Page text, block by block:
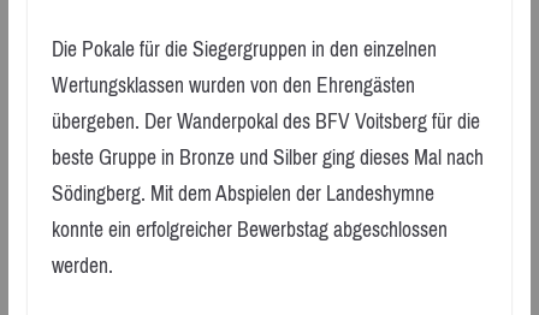
Die Pokale für die Siegergruppen in den einzelnen
Wertungsklassen wurden von den Ehrengästen
übergeben. Der Wanderpokal des BFV Voitsberg für die
beste Gruppe in Bronze und Silber ging dieses Mal nach
Södingberg. Mit dem Abspielen der Landeshymne
konnte ein erfolgreicher Bewerbstag abgeschlossen
werden.